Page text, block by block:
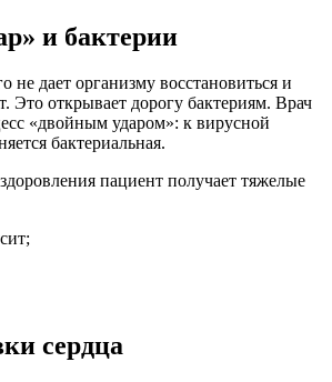
и бактерии
не дает организму восстановиться и
Это открывает дорогу бактериям. Врач
«двойным ударом»: к вирусной
бактериальная.
пациент получает тяжелые
сердца